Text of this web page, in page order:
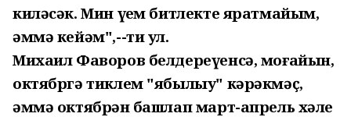
киләсәк. Мин үҙем битлекте яратмайым,
әммә кейәм",--ти ул.
Михаил Фаворов белдереүенсә, моғайын,
октябргә тиклем "ябылыу" кәрәкмәҫ,
әммә октябрҙән башлап март-апрель хәле